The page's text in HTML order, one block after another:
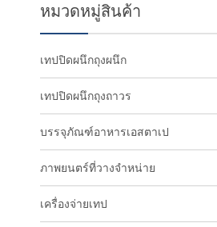
หมวดหมู่สินค้า
เทปปิดผนึกถุงผนึก
เทปปิดผนึกถุงถาวร
บรรจุภัณฑ์อาหารเอสตาเป
ภาพยนตร์ที่วางจำหน่าย
เครื่องจ่ายเทป